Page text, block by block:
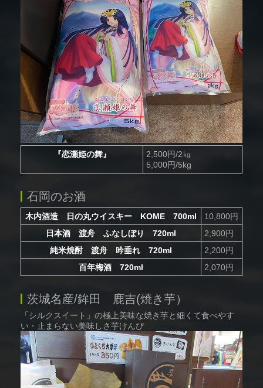
『恋瀬姫の舞』
2,500円/2㎏
5,000円/5kg
石岡のお酒
木内酒造 日の丸ウイスキー KOME 700ml
10,800円
日本酒 渡舟 ふなしぼり 720ml
2,900円
純米焼酎 渡舟 吟垂れ 720ml
2,200円
百年梅酒 720ml
2,070円
茨城名産/鉾田 鹿吉(焼き芋）
「シルクスイート」の極上美味な焼き芋と細くて食べやす
い・止まらない美味しさ芋けんぴ